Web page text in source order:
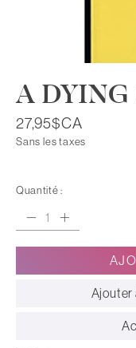
A
27,95$CA
Sans les taxes
Quantité :
Ajouter